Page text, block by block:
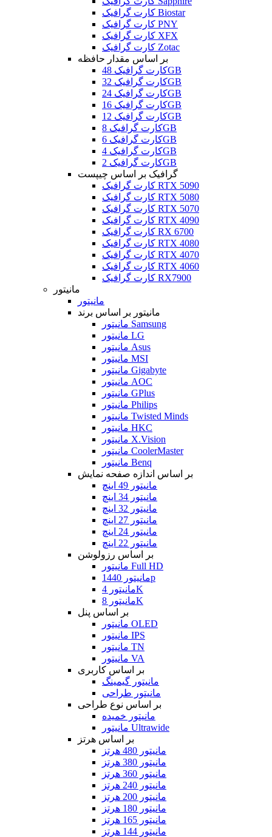
کارت گرافیک Biostar
کارت گرافیک PNY
کارت گرافیک XFX
کارت گرافیک Zotac
بر اساس مقدار حافظه
کارت گرافیک 48GB
کارت گرافیک 32GB
کارت گرافیک 24GB
کارت گرافیک 16GB
کارت گرافیک 12GB
کارت گرافیک 8GB
کارت گرافیک 6GB
کارت گرافیک 4GB
کارت گرافیک 2GB
گرافیک بر اساس چیپست
کارت گرافیک RTX 5090
کارت گرافیک RTX 5080
کارت گرافیک RTX 5070
کارت گرافیک RTX 4090
کارت گرافیک RX 6700
کارت گرافیک RTX 4080
کارت گرافیک RTX 4070
کارت گرافیک RTX 4060
کارت گرافیک RX7900
مانیتور
مانیتور
مانیتور بر اساس برند
مانیتور Samsung
مانیتور LG
مانیتور Asus
مانیتور MSI
مانیتور Gigabyte
مانیتور AOC
مانیتور GPlus
مانیتور Philips
مانیتور Twisted Minds
مانیتور HKC
مانیتور X.Vision
مانیتور CoolerMaster
مانیتور Benq
بر اساس اندازه صفحه نمایش
مانیتور 49 اینچ
مانیتور 34 اینچ
مانیتور 32 اینچ
مانیتور 27 اینچ
مانیتور 24 اینچ
مانیتور 22 اینچ
بر اساس رزولوشن
مانیتور Full HD
مانیتور 1440p
مانیتور 4K
مانیتور 8K
بر اساس پنل
مانیتور OLED
مانیتور IPS
مانیتور TN
مانیتور VA
بر اساس کاربری
مانیتور گیمینگ
مانیتور طراحی
بر اساس نوع طراحی
مانیتور خمیده
مانیتور Ultrawide
بر اساس هرتز
مانیتور 480 هرتز
مانیتور 380 هرتز
مانیتور 360 هرتز
مانیتور 240 هرتز
مانیتور 200 هرتز
مانیتور 180 هرتز
مانیتور 165 هرتز
مانیتور 144 هرتز